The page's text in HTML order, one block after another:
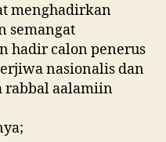
menghadirkan
semangat
hadir calon penerus
nasionalis dan
rabbal aalamiin